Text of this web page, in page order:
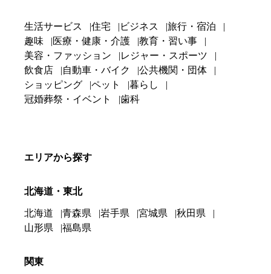
生活サービス 住宅 ビジネス
旅行・宿泊
趣味
医療・健康・介護
教育・習い事
美容・ファッション
レジャー・スポーツ
飲食店
自動車・バイク
公共機関・団体
ショッピング
ペット
暮らし
冠婚葬祭・イベント
歯科
エリアから探す
北海道・東北
北海道 青森県 岩手県 宮城県
秋田県
山形県
福島県
関東